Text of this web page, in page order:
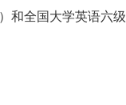
和全国大学英语六